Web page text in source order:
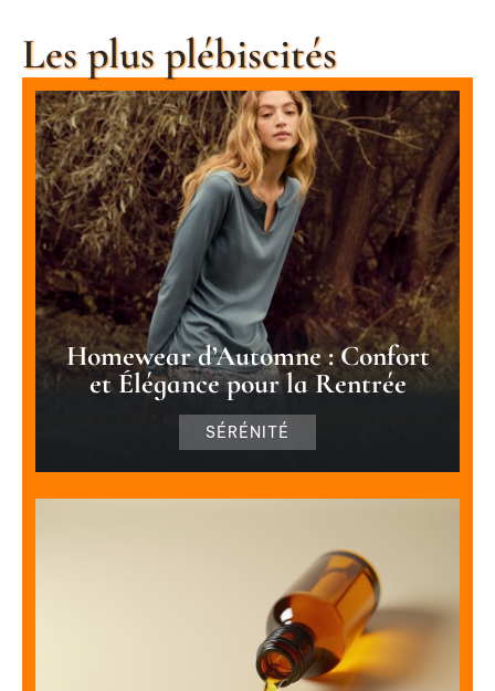
Les plus plébiscités
Homewear d’Automne : Confort
et Élégance pour la Rentrée
SÉRÉNITÉ